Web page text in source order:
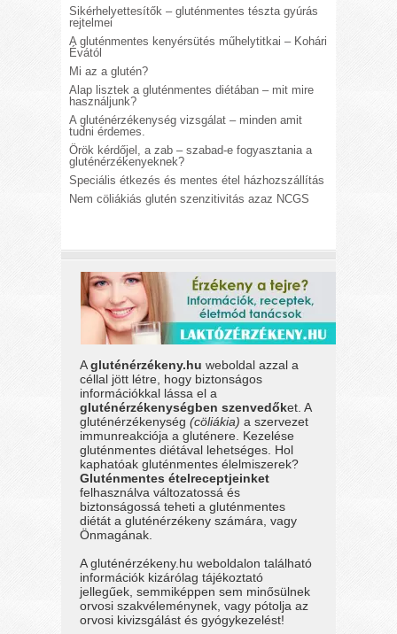
Sikérhelyettesítők – gluténmentes tészta gyúrás
rejtelmei
A gluténmentes kenyérsütés műhelytitkai – Kohári
Évától
Mi az a glutén?
Alap lisztek a gluténmentes diétában – mit mire
használjunk?
A gluténérzékenység vizsgálat – minden amit
tudni érdemes.
Örök kérdőjel, a zab – szabad-e fogyasztania a
gluténérzékenyeknek?
Speciális étkezés és mentes étel házhozszállítás
Nem cöliákiás glutén szenzitivitás azaz NCGS
Agluténérzékeny.hu weboldal azzal a
céllal jött létre, hogy biztonságos
információkkal lássa el a
gluténérzékenységben szenvedőket. A
gluténérzékenység(cöliákia) a szervezet
immunreakciója a gluténere. Kezelése
gluténmentes diétával lehetséges. Hol
kaphatóak gluténmentes élelmiszerek?
Gluténmentes ételreceptjeinket
felhasználva változatossá és
biztonságossá teheti a gluténmentes
diétát a gluténérzékeny számára, vagy
Önmagának.
A gluténérzékeny.hu weboldalon található
információk kizárólag tájékoztató
jellegűek, semmiképpen sem minősülnek
orvosi szakvéleménynek, vagy pótolja az
orvosi kivizsgálást és gyógykezelést!